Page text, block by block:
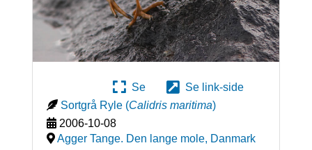
Se
Se link-side
Sortgrå Ryle (Calidris maritima)
2006-10-08
Agger Tange. Den lange mole, Danmark